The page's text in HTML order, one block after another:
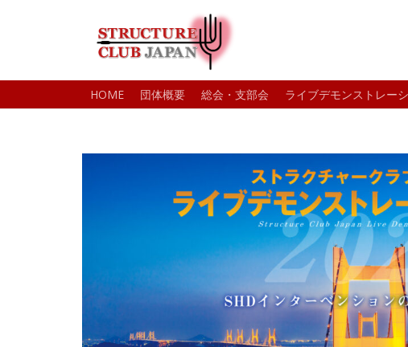
HOME 団体概要 総会・支部会 ライブデモンストレー